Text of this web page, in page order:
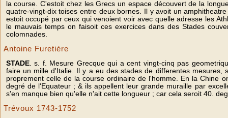
la course. C'estoit chez les Grecs un espace découvert de la
quatre-vingt-dix toises entre deux bornes. Il y avoit un
estoit occupé par ceux qui venoient voir avec quelle adresse les
le mauvais temps on faisoit ces exercices dans des Stades
colomnades.
Antoine Furetière
STADE. s. f. Mesure Grecque qui a cent vingt-cinq pas
faire un mille d'Italie. Il y a eu des stades de differentes mesures,
proprement celle de la course ordinaire de l'homme. En la Chine
degré de l'Equateur ; & ils appellent leur grande muraille par
s'en manque bien qu'elle n'ait cette longueur ; car cela seroit 40.
Trévoux 1743-1752